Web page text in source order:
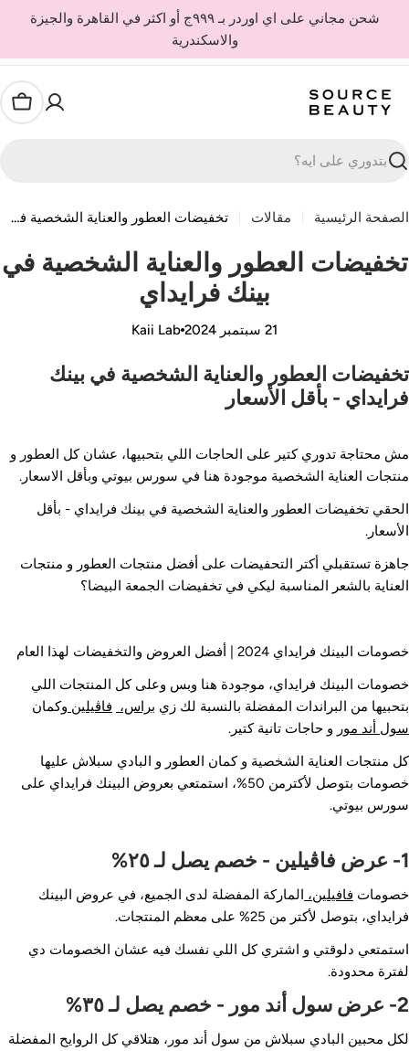
شحن مجاني على اي اوردر بـ ٩٩٩ج أو اكثر في القاهرة والجيزة
والاسكندرية
الرئيسية مقالات تخفيضات العطور والعناية الشخصية في بينك فرايداي
العطور والعناية الشخصية في
بينك فرايداي
21 سبتمبر 2024 Kaii Lab
العطور والعناية الشخصية في بينك
- بأقل الأسعار
محتاجة تدوري كتير على الحاجات اللي بتحبيها، عشان كل العطور و
العناية الشخصية موجودة هنا في سورس بيوتي وبأقل الاسعار.
تخفيضات العطور والعناية الشخصية في بينك فرايداي - بأقل
تستقبلي أكتر التحفيضات على أفضل منتجات العطور و منتجات
بالشعر المناسبة ليكي في تخفيضات الجمعة البيضا؟
البينك فرايداي 2024 | أفضل العروض والتخفيضات لهذا العام
البينك فرايداي، موجودة هنا وبس وعلى كل المنتجات اللي
من البراندات المفضلة بالنسبة لك زي براس، فاڤيلين وكمان
أند مورو حاجات تانية كتير.
منتجات العناية الشخصية و كمان العطور و البادي سبلاش عليها
خصومات بتوصل لأكترمن 50%، استمتعي بعروض البينك فرايداي على
بيوتي.
لـ ٢٥%
فافيلين، الماركة المفضلة لدى الجميع، في عروض البينك
بتوصل لأكتر من 25% على معظم المنتجات.
دلوقتي و اشتري كل اللي نفسك فيه عشان الخصومات دي
محدودة.
يصل لـ ٣٥%
محبين البادي سبلاش من سول أند مور، هتلاقي كل الروايح المفضلة